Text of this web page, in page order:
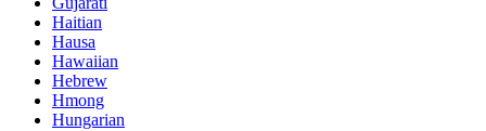
Haitian
Hausa
Hawaiian
Hebrew
Hmong
Hungarian